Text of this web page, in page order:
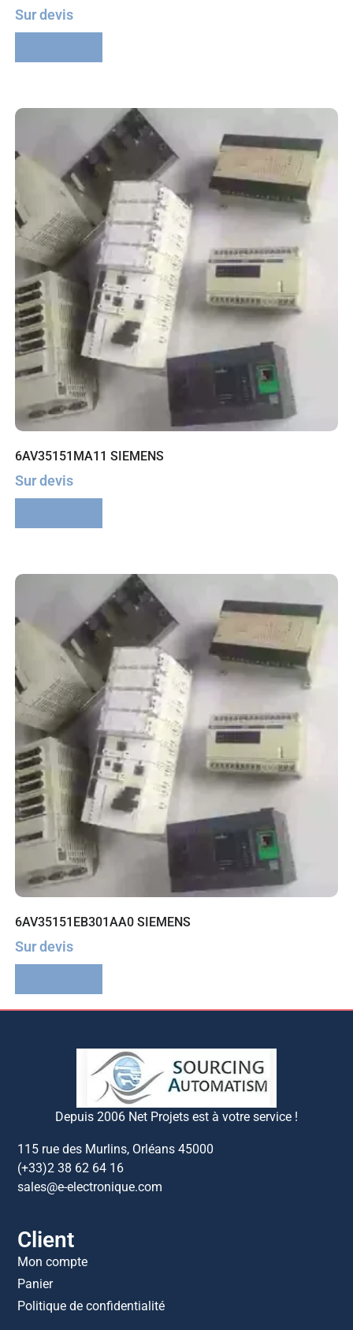
Sur devis
6AV35151MA11 SIEMENS
Sur devis
6AV35151EB301AA0 SIEMENS
Sur devis
Depuis 2006 Net Projets est à votre service !
115 rue des Murlins, Orléans 45000
(+33)2 38 62 64 16
sales@e-electronique.com
Client
Mon compte
Panier
Politique de confidentialité